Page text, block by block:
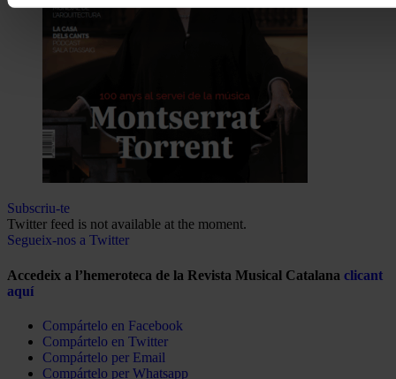
Subscriu-te
Twitter feed is not available at the moment.
Segueix-nos a Twitter
Accedeix a l’hemeroteca de la Revista Musical Catalana clicant
aquí
Compártelo en Facebook
Compártelo en Twitter
Compártelo per Email
Compártelo per Whatsapp